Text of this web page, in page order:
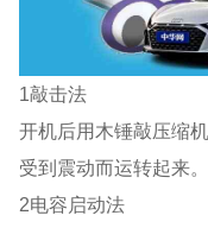
1敲击法
开机后用木锤敲压缩
受到震动而运转起来。
2电容启动法